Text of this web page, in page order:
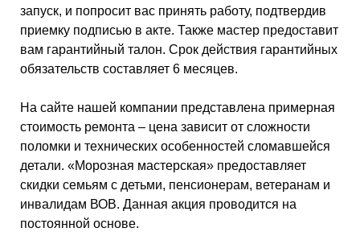
запуск, и попросит вас принять работу, подтвердив
приемку подписью в акте. Также мастер предоставит
вам гарантийный талон. Срок действия гарантийных
обязательств составляет 6 месяцев.
На сайте нашей компании представлена примерная
стоимость ремонта – цена зависит от сложности
поломки и технических особенностей сломавшейся
детали. «Морозная мастерская» предоставляет
скидки семьям с детьми, пенсионерам, ветеранам и
инвалидам ВОВ. Данная акция проводится на
постоянной основе.